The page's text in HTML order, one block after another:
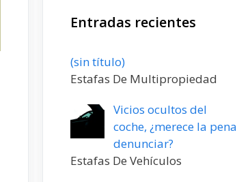
Entradas recientes
(sin título)Entrada
20198
Estafas De Multipropiedad
Vicios ocultos del
coche, ¿merece la pena
denunciar?
Estafas De Vehículos